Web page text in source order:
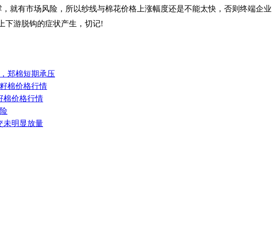
就有市场风险，所以纱线与棉花价格上涨幅度还是不能太快，否则终端企业
下游脱钩的症状产生，切记!
郑棉短期承压
棉价格行情
棉价格行情
未明显放量